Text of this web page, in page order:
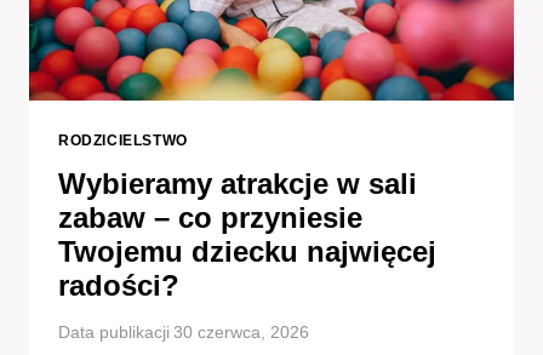
RODZICIELSTWO
Wybieramy atrakcje w sali
zabaw – co przyniesie
Twojemu dziecku najwięcej
radości?
Data publikacji 30 czerwca, 2026